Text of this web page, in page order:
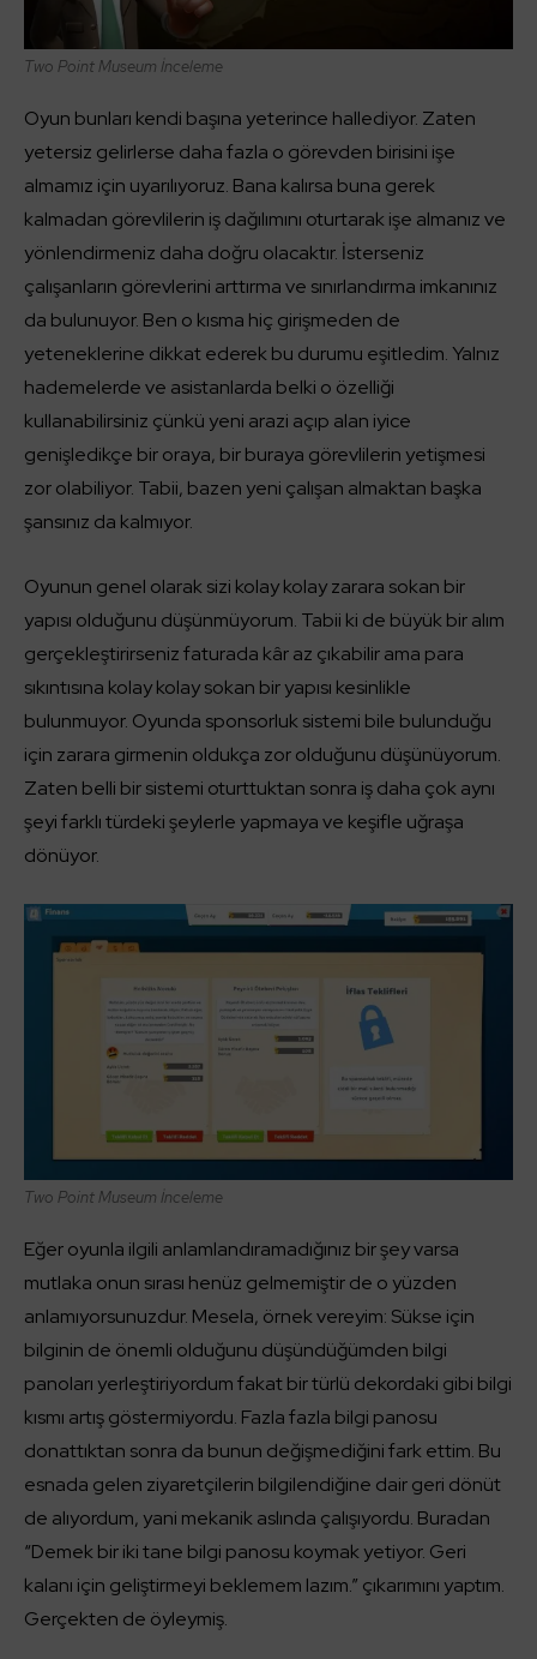
Two Point Museum İnceleme
Oyun bunları kendi başına yeterince hallediyor. Zaten
yetersiz gelirlerse daha fazla o görevden birisini işe
almamız için uyarılıyoruz. Bana kalırsa buna gerek
kalmadan görevlilerin iş dağılımını oturtarak işe almanız ve
yönlendirmeniz daha doğru olacaktır. İsterseniz
çalışanların görevlerini arttırma ve sınırlandırma imkanınız
da bulunuyor. Ben o kısma hiç girişmeden de
yeteneklerine dikkat ederek bu durumu eşitledim. Yalnız
hademelerde ve asistanlarda belki o özelliği
kullanabilirsiniz çünkü yeni arazi açıp alan iyice
genişledikçe bir oraya, bir buraya görevlilerin yetişmesi
zor olabiliyor. Tabii, bazen yeni çalışan almaktan başka
şansınız da kalmıyor.
Oyunun genel olarak sizi kolay kolay zarara sokan bir
yapısı olduğunu düşünmüyorum. Tabii ki de büyük bir alım
gerçekleştirirseniz faturada kâr az çıkabilir ama para
sıkıntısına kolay kolay sokan bir yapısı kesinlikle
bulunmuyor. Oyunda sponsorluk sistemi bile bulunduğu
için zarara girmenin oldukça zor olduğunu düşünüyorum.
Zaten belli bir sistemi oturttuktan sonra iş daha çok aynı
şeyi farklı türdeki şeylerle yapmaya ve keşifle uğraşa
dönüyor.
Two Point Museum İnceleme
Eğer oyunla ilgili anlamlandıramadığınız bir şey varsa
mutlaka onun sırası henüz gelmemiştir de o yüzden
anlamıyorsunuzdur. Mesela, örnek vereyim: Sükse için
bilginin de önemli olduğunu düşündüğümden bilgi
panoları yerleştiriyordum fakat bir türlü dekordaki gibi bilgi
kısmı artış göstermiyordu. Fazla fazla bilgi panosu
donattıktan sonra da bunun değişmediğini fark ettim. Bu
esnada gelen ziyaretçilerin bilgilendiğine dair geri dönüt
de alıyordum, yani mekanik aslında çalışıyordu. Buradan
“Demek bir iki tane bilgi panosu koymak yetiyor. Geri
kalanı için geliştirmeyi beklemem lazım.” çıkarımını yaptım.
Gerçekten de öyleymiş.